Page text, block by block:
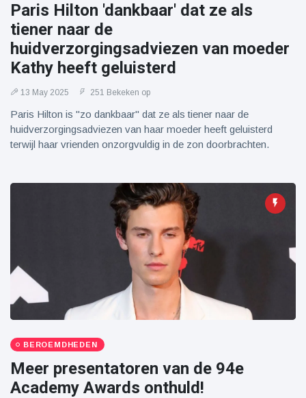
Paris Hilton 'dankbaar' dat ze als
tiener naar de
huidverzorgingsadviezen van moeder
Kathy heeft geluisterd
13 May 2025 251 Bekeken op
Paris Hilton is "zo dankbaar" dat ze als tiener naar de
huidverzorgingsadviezen van haar moeder heeft geluisterd
terwijl haar vrienden onzorgvuldig in de zon doorbrachten.
BEROEMDHEDEN
Meer presentatoren van de 94e
Academy Awards onthuld!